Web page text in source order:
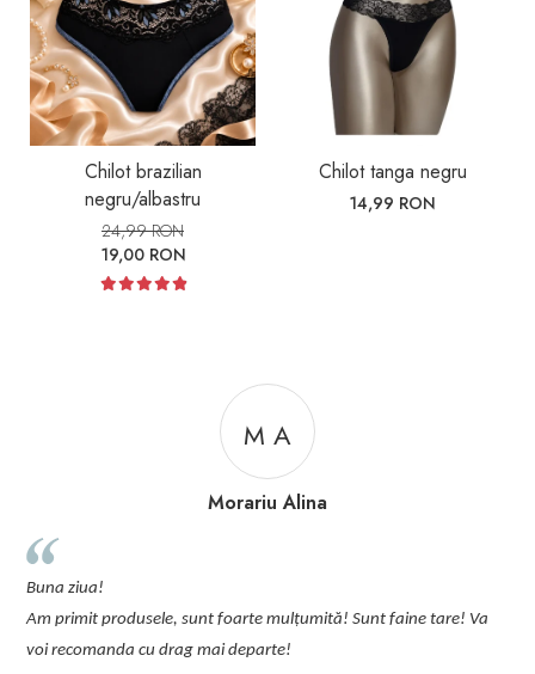
Chilot brazilian
negru/albastru
24,99 RON
19,00 RON
Chilot tanga negru
14,99 RON
M A
Morariu Alina
ziua!
primit produsele, sunt foarte mulțumită! Sunt faine tare! Va
recomanda cu drag mai departe!